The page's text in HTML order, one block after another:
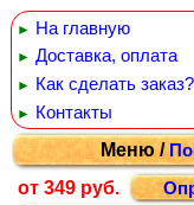
► На главную
► Доставка, оплата
► Как сделать заказ?
► Контакты
Меню /
от 349 руб.